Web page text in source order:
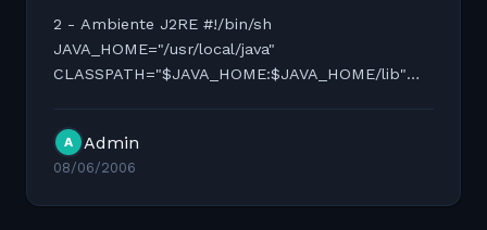
2 - Ambiente J2RE #!/bin/sh
JAVA_HOME="/usr/local/java"
CLASSPATH="$JAVA_HOME:$JAVA_HOME/lib"
JAVA_HOME CLASSPATH MANPATH PATH
A Admin
08/06/2006